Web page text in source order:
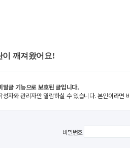
이 깨져왔어요!
밀글 기능으로 보호된 글입니다.
성자와 관리자만 열람하실 수 있습니다. 본인이라면
비밀번호